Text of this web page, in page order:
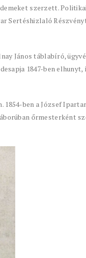
szerzett.
Sertéshizlaló
János táblabíró,
1847-ben elhunyt,
ben a József
őrmesterként